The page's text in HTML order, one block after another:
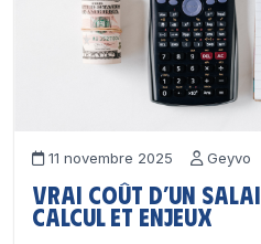
11 novembre 2025 Geyvo
Vrai coût d’un
calcul et enjeux